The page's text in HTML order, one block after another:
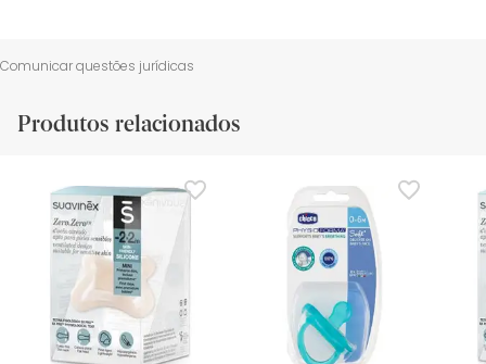
Comunicar questões jurídicas
Produtos relacionados